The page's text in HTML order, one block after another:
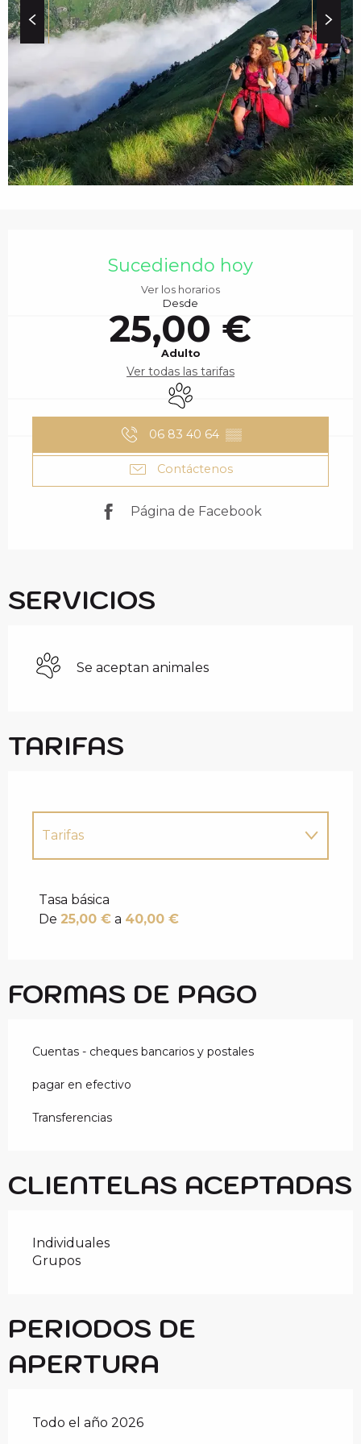
i
p
l
Sucediendo hoy
Ver los horarios
Desde
25,00 €
Adulto
Ver todas las tarifas
Se aceptan animales
06 83 40 64 ▒▒
Contáctenos
Página de Facebook
SERVICIOS
Se aceptan animales
TARIFAS
Tarifas
Tasa básica
De 25,00 € a 40,00 €
FORMAS DE PAGO
Cuentas - cheques bancarios y postales
pagar en efectivo
Transferencias
CLIENTELAS ACEPTADAS
Individuales
Grupos
PERIODOS DE
APERTURA
Todo el año 2026